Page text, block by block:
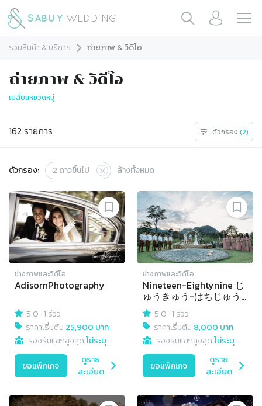
รวมสินค้า & บริการ ถ่ายภาพ & วิดีโอ
ถ่ายภาพ & วิดีโอ
เปลี่ยนหมวดหมู่
162 รายการ ตัวกรอง (2)
ตัวกรอง: 2 ดาวขึ้นไป ล้างทั้งหมด
ช่างภาพและวิดีโอ
AdisornPhotography
5.0 ·1 รีวิว
ราคาเริ่มต้น 25,900 บาท
รองรับแขกสูงสุดไม่ระบุ
ขอแพ็กเกจ
ดูราย
ละเอียด
ช่างภาพและวิดีโอ
Nineteen-Eightynine じ
ゅうきゅう-はちじゅう
きゅう
5.0 ·1 รีวิว
ราคาเริ่มต้น 8,000 บาท
รองรับแขกสูงสุดไม่ระบุ
ขอแพ็กเกจ
ดูราย
ละเอียด